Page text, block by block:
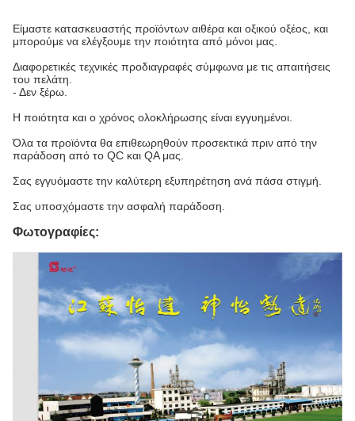
Είμαστε κατασκευαστής προϊόντων αιθέρα και οξικού οξέος, και
μπορούμε να ελέγξουμε την ποιότητα από μόνοι μας.
Διαφορετικές τεχνικές προδιαγραφές σύμφωνα με τις απαιτήσεις
του πελάτη.
- Δεν ξέρω.
Η ποιότητα και ο χρόνος ολοκλήρωσης είναι εγγυημένοι.
Όλα τα προϊόντα θα επιθεωρηθούν προσεκτικά πριν από την
παράδοση από το QC και QA μας.
Σας εγγυόμαστε την καλύτερη εξυπηρέτηση ανά πάσα στιγμή.
Σας υποσχόμαστε την ασφαλή παράδοση.
Φωτογραφίες: